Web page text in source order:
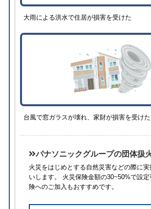
大雨による洪水で住居が損害を受けた
台風で窓ガラスが壊れ、家財が損害を受けた
パナソニックグループの団体扱
火災をはじめとする自然災害などの際に
いします。 火災保険金額の30~50%で設
険へのご加入もおすすめです。